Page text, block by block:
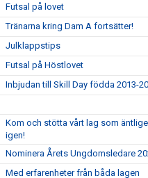
Futsal på lovet
Tränarna kring Dam A fortsätter!
Julklappstips
Futsal på Höstlovet
Inbjudan till Skill Day födda 2013-
Kom och stötta vårt lag som
igen!
Nominera Årets Ungdomsledare
Med erfarenheter från båda lagen